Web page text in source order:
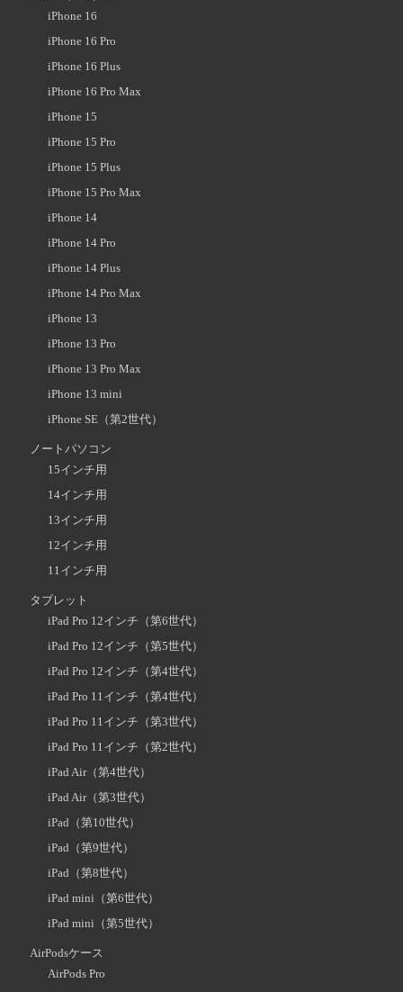
iPhone 16
iPhone 16 Pro
iPhone 16 Plus
iPhone 16 Pro Max
iPhone 15
iPhone 15 Pro
iPhone 15 Plus
iPhone 15 Pro Max
iPhone 14
iPhone 14 Pro
iPhone 14 Plus
iPhone 14 Pro Max
iPhone 13
iPhone 13 Pro
iPhone 13 Pro Max
iPhone 13 mini
iPhone SE（第2世代）
ノートパソコン
15インチ用
14インチ用
13インチ用
12インチ用
11インチ用
タブレット
iPad Pro 12インチ（第6世代）
iPad Pro 12インチ（第5世代）
iPad Pro 12インチ（第4世代）
iPad Pro 11インチ（第4世代）
iPad Pro 11インチ（第3世代）
iPad Pro 11インチ（第2世代）
iPad Air（第4世代）
iPad Air（第3世代）
iPad（第10世代）
iPad（第9世代）
iPad（第8世代）
iPad mini（第6世代）
iPad mini（第5世代）
AirPodsケース
AirPods Pro